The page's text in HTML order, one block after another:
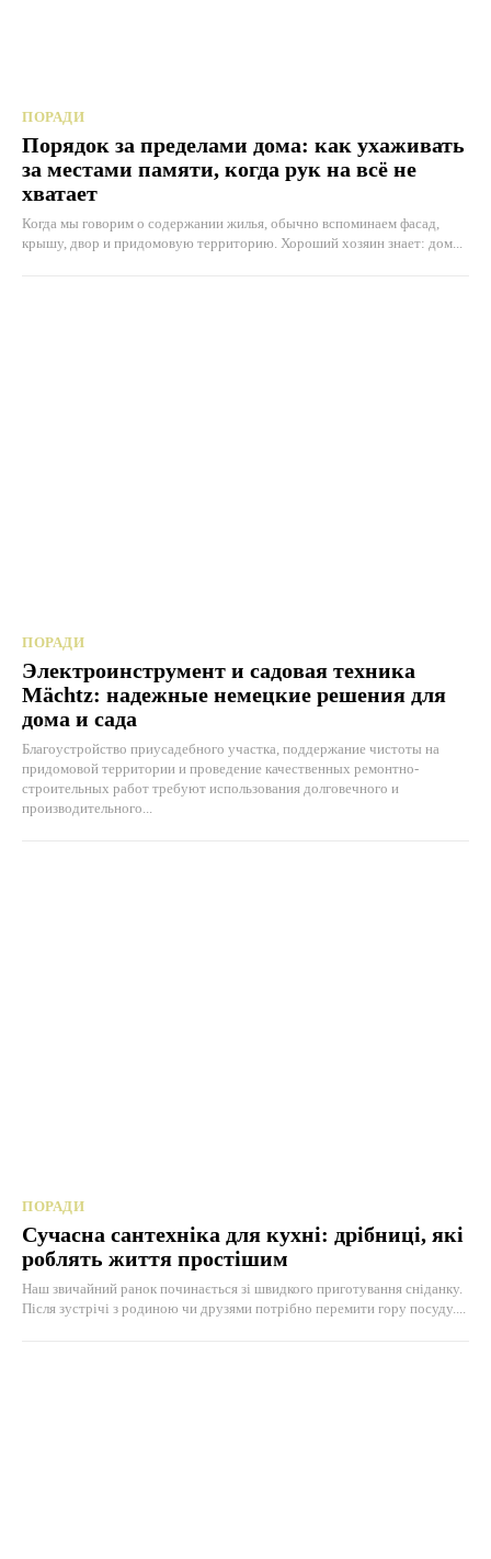
ПОРАДИ
Порядок за пределами дома: как ухаживать
за местами памяти, когда рук на всё не
хватает
Когда мы говорим о содержании жилья, обычно вспоминаем фасад,
крышу, двор и придомовую территорию. Хороший хозяин знает: дом...
ПОРАДИ
Электроинструмент и садовая техника
Mächtz: надежные немецкие решения для
дома и сада
Благоустройство приусадебного участка, поддержание чистоты на
придомовой территории и проведение качественных ремонтно-
строительных работ требуют использования долговечного и
производительного...
ПОРАДИ
Сучасна сантехніка для кухні: дрібниці, які
роблять життя простішим
Наш звичайний ранок починається зі швидкого приготування сніданку.
Після зустрічі з родиною чи друзями потрібно перемити гору посуду....